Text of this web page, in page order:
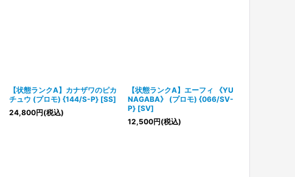
【状態ランクA】カナザワのピカ
チュウ (プロモ) {144/S-P} [SS]
24,800円(税込)
【状態ランクA】エーフィ 《YU
NAGABA》 (プロモ) {066/SV-
P} [SV]
12,500円(税込)